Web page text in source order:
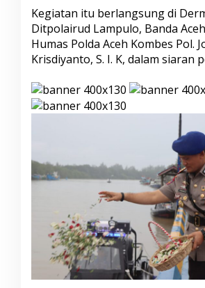
A
c
e
h
G
a
r
c
a
r
a
T
a
b
u
r
B
Kegiatan itu berlangsung di
Ditpolairud Lampulo, Banda
Humas Polda Aceh Kombes Pol.
Krisdiyanto, S. I. K, dalam siaran